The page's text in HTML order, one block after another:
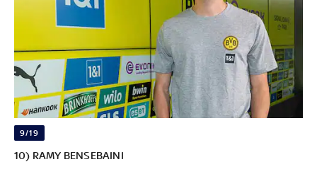
9/19
10) RAMY BENSEBAINI